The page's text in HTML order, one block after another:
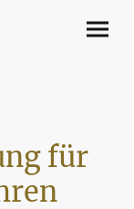
für